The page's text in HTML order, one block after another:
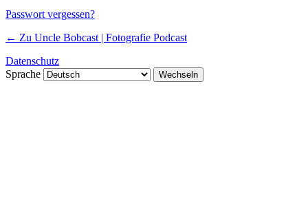
Passwort vergessen?
← Zu Uncle Bobcast | Fotografie Podcast
Datenschutz
Sprache